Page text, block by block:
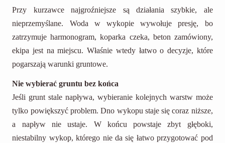
Przy kurzawce najgroźniejsze są działania szybkie, ale
nieprzemyślane. Woda w wykopie wywołuje presję, bo
zatrzymuje harmonogram, koparka czeka, beton zamówiony,
ekipa jest na miejscu. Właśnie wtedy łatwo o decyzje, które
pogarszają warunki gruntowe.
Nie wybierać gruntu bez końca
Jeśli grunt stale napływa, wybieranie kolejnych warstw może
tylko powiększyć problem. Dno wykopu staje się coraz niższe,
a napływ nie ustaje. W końcu powstaje zbyt głęboki,
niestabilny wykop, którego nie da się łatwo przygotować pod